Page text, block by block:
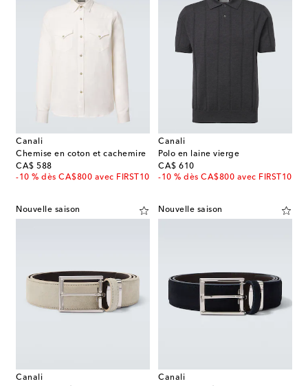
Canali
Chemise en coton et cachemire
CA$ 588
original price
-10 % dès CA$800 avec FIRST10
Canali
Polo en laine vierge
CA$ 610
original price
-10 % dès CA$800 avec FIRST10
Nouvelle saison
Canali
Nouvelle saison
Canali